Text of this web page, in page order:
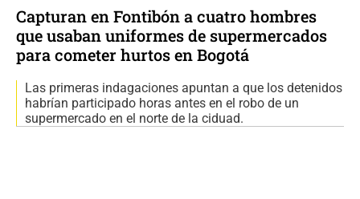
Capturan en Fontibón a cuatro hombres
que usaban uniformes de supermercados
para cometer hurtos en Bogotá
Las primeras indagaciones apuntan a que los detenidos
habrían participado horas antes en el robo de un
supermercado en el norte de la ciduad.